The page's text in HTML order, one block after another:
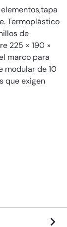
Termoplástico
de
225 × 190 ×
marco para
modular de 10
que exigen